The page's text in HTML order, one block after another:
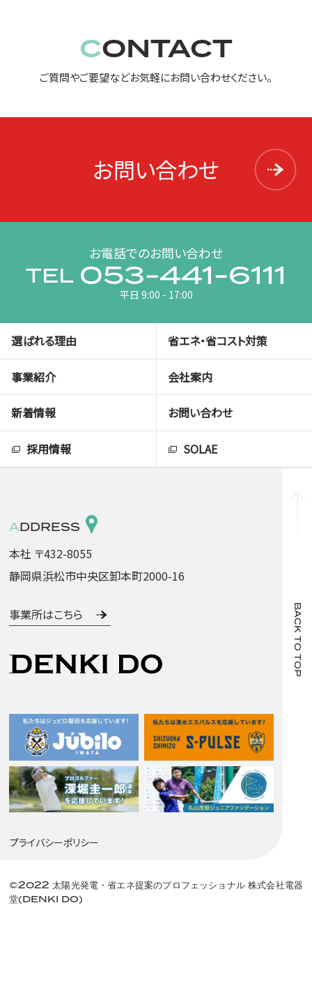
CONTACT
ご質問やご要望などお気軽にお問い合わせください。
お問い合わせ
お電話でのお問い合わせ
TEL 053-441-6111
平日 9:00 - 17:00
ADDRESS
本社 〒432-8055
静岡県浜松市中央区卸本町2000-16
事業所はこちら BACK TO TOP
選ばれる理由 省エネ・省コスト対策
事業紹介 会社案内
新着情報 お問い合わせ
採用情報 SOLAE
©2022 太陽光発電・省エネ提案のプロフェッショナル 株式会社電器
堂(DENKI DO)
プライバシーポリシー